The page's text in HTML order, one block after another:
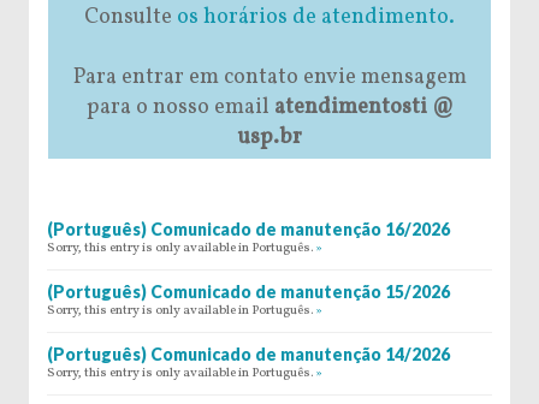
Consulte os horários de atendimento.
Para entrar em contato envie mensagem
para o nosso email atendimentosti @
usp.br
(Português) Comunicado de manutenção 16/2026
Sorry, this entry is only available in Português. »
(Português) Comunicado de manutenção 15/2026
Sorry, this entry is only available in Português. »
(Português) Comunicado de manutenção 14/2026
Sorry, this entry is only available in Português. »